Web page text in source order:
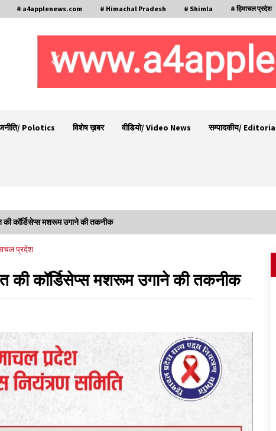
# a4applenews.com # Himachal Pradesh # Shimla # हिमाचल प्रदेश
Polotics विशेष ख़बर वीडियो/ Video News सम्पादकीय/
भवन एवं अन्य सन्निर्माण कामगार शीघ्र करवाएं ई-श्रम
पोर्टल पर पंजीकरण
05/08/2026
भाजपा का कांग्रेस सरकार पर हमला, प्रतिशोध की राजनीति
की कॉर्डिसेप्स मशरूम उगाने की तकनीक
प्रदेश
की कॉर्डिसेप्स मशरूम उगाने की तकनीक